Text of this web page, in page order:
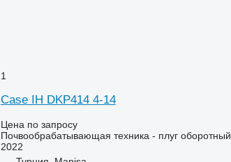
1
Case IH DKP414 4-14
Цена по запросу
Почвообрабатывающая техника - плуг оборотный
2022